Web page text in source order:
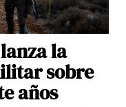
la
sobre
años